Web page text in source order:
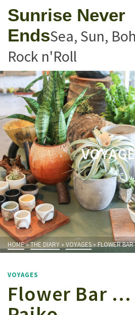
Sunrise Never
EndsSea, Sun,
Rock n'Roll
HOME»THE DIARY » VOYAGES » FLOWER
VOYAGES
Flower Bar